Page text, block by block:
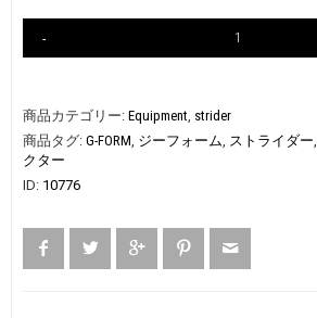
商品カテゴリー: Equipment, strider
商品タグ: G-FORM, ジーフォーム, ストライダー,
クター
ID: 10776